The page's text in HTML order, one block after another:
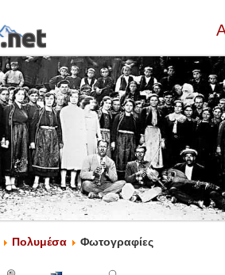
Πολυμέσα Φωτογραφίες